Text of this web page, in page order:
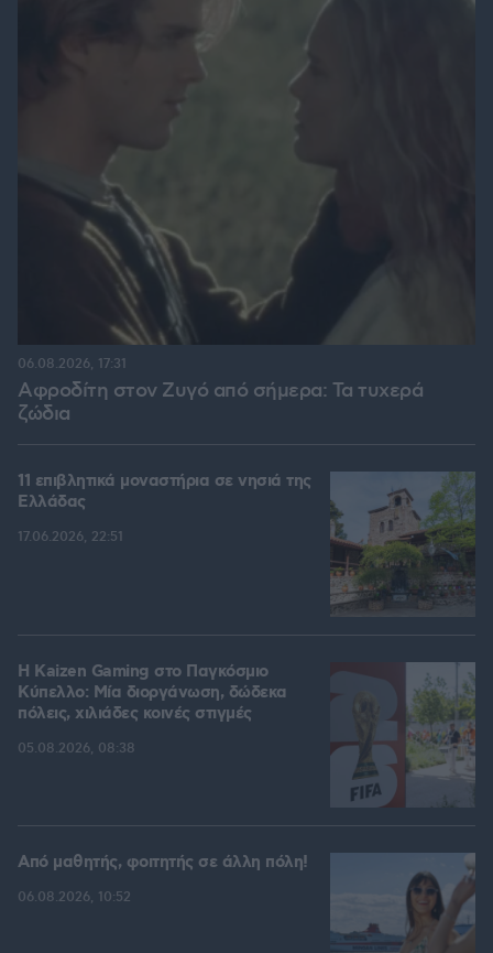
Αφροδίτη στον Ζυγό από σήμερα: Τα τυχερά
ζώδια
06.08.2026, 17:31
11 επιβλητικά μοναστήρια σε νησιά της
Ελλάδας
17.06.2026, 22:51
H Kaizen Gaming στο Παγκόσμιο
Kύπελλο: Μία διοργάνωση, δώδεκα
πόλεις, χιλιάδες κοινές στιγμές
05.08.2026, 08:38
Από μαθητής, φοιτητής σε άλλη πόλη!
06.08.2026, 10:52